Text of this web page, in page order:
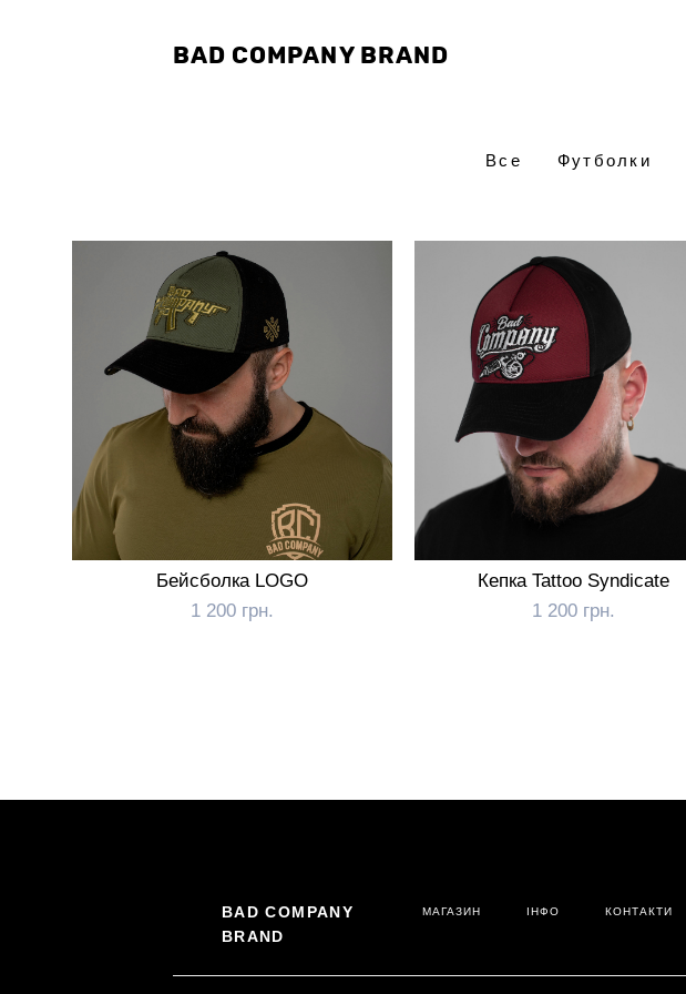
BAD COMPANY BRAND
Все Футболки
Бейсболка LOGO
1 200 грн.
Кепка Tattoo Syndicate
1 200 грн.
BAD COMPANY
BRAND
МАГАЗИН ІНФО КОНТАКТИ